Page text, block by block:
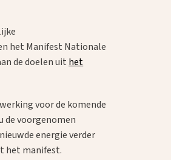
het Manifest Nationale
de doelen uit het
voor de komende
de voorgenomen
energie verder
het manifest.